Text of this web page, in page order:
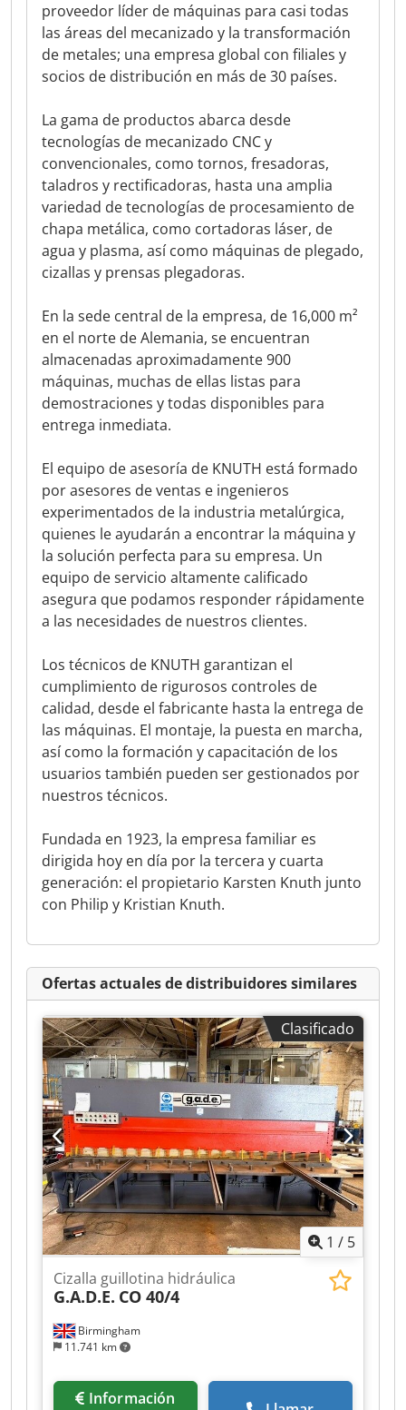
proveedor líder de máquinas para casi todas
las áreas del mecanizado y la transformación
de metales; una empresa global con filiales y
socios de distribución en más de 30 países.
La gama de productos abarca desde
tecnologías de mecanizado CNC y
convencionales, como tornos, fresadoras,
taladros y rectificadoras, hasta una amplia
variedad de tecnologías de procesamiento de
chapa metálica, como cortadoras láser, de
agua y plasma, así como máquinas de plegado,
cizallas y prensas plegadoras.
En la sede central de la empresa, de 16,000 m²
en el norte de Alemania, se encuentran
almacenadas aproximadamente 900
máquinas, muchas de ellas listas para
demostraciones y todas disponibles para
entrega inmediata.
El equipo de asesoría de KNUTH está formado
por asesores de ventas e ingenieros
experimentados de la industria metalúrgica,
quienes le ayudarán a encontrar la máquina y
la solución perfecta para su empresa. Un
equipo de servicio altamente calificado
asegura que podamos responder rápidamente
a las necesidades de nuestros clientes.
Los técnicos de KNUTH garantizan el
cumplimiento de rigurosos controles de
calidad, desde el fabricante hasta la entrega de
las máquinas. El montaje, la puesta en marcha,
así como la formación y capacitación de los
usuarios también pueden ser gestionados por
nuestros técnicos.
Fundada en 1923, la empresa familiar es
dirigida hoy en día por la tercera y cuarta
generación: el propietario Karsten Knuth junto
con Philip y Kristian Knuth.
Ofertas actuales de distribuidores similares
Clasificado
1 / 5
Birmingham
11.741 km
Cizalla guillotina hidráulica
G.A.D.E. CO 40/4